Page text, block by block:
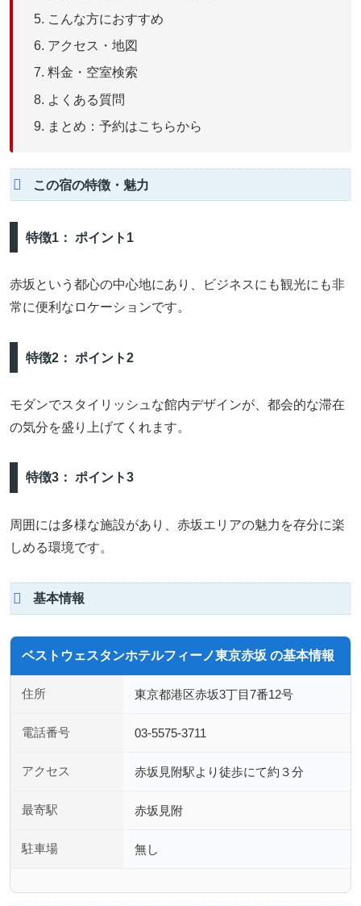
こんな方におすすめ
アクセス・地図
料金・空室検索
よくある質問
まとめ：予約はこちらから
この宿の特徴・魅力
特徴1： ポイント1
赤坂という都心の中心地にあり、ビジネスにも観光にも非
常に便利なロケーションです。
特徴2： ポイント2
モダンでスタイリッシュな館内デザインが、都会的な滞在
の気分を盛り上げてくれます。
特徴3： ポイント3
周囲には多様な施設があり、赤坂エリアの魅力を存分に楽
しめる環境です。
基本情報
ベストウェスタンホテルフィーノ東京赤坂 の基本情報
住所 東京都港区赤坂3丁目7番12号
電話番号 03-5575-3711
アクセス 赤坂見附駅より徒歩にて約３分
最寄駅 赤坂見附
駐車場 無し